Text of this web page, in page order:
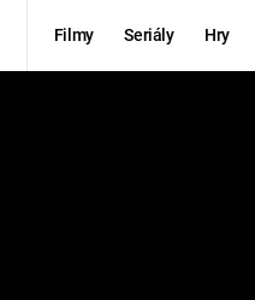
Filmy Seriály Hry